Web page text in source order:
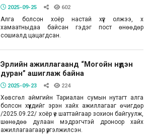
2025-09-25 602
Алга болсон хоёр настай хүүг олжээ, хүү
хамаатныдаа байсан гэдэг пост өнөөдөр
сошиалд цацагдсан.
Эрлийн ажиллагаанд “Могойн нүдэн
дуран” ашиглаж байна
2025-09-23 224
Хөвсгөл аймгийн Тариалан сумын нутагт алга
болсон хүүхдийг эрэн хайх ажиллагааг өчигдөр
/2025.09.22/ хоёр үе шаттайгаар зохион байгуулж,
шөнөдөө дулаан мэдрэгчтэй дроноор хайх
ажиллагаагаар үргэлжилсэн.